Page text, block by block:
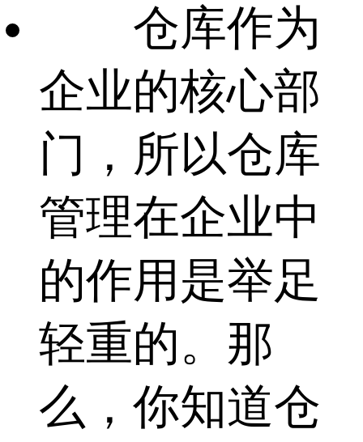
仓库作为
企业的核心部
门，所以仓库
管理在企业中
的作用是举足
轻重的。那
么，你知道仓